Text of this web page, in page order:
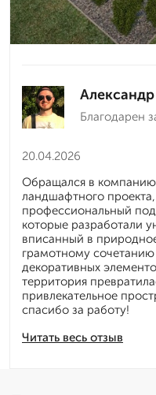
Благодарен
20.04.2026
Читать весь отзыв
Обращался в компанию
ландшафтного
профессиональный
которые разработали
вписанный в
грамотному
декоративных
территория
привлекательное
спасибо за работу!